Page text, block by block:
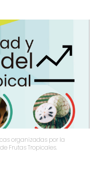
Frutas Tropicales.